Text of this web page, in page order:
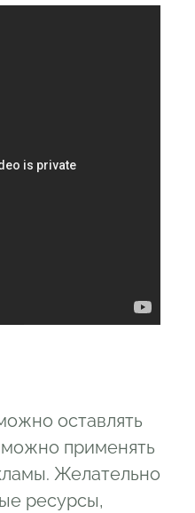
оставлять
применять
Желательно
ресурсы,